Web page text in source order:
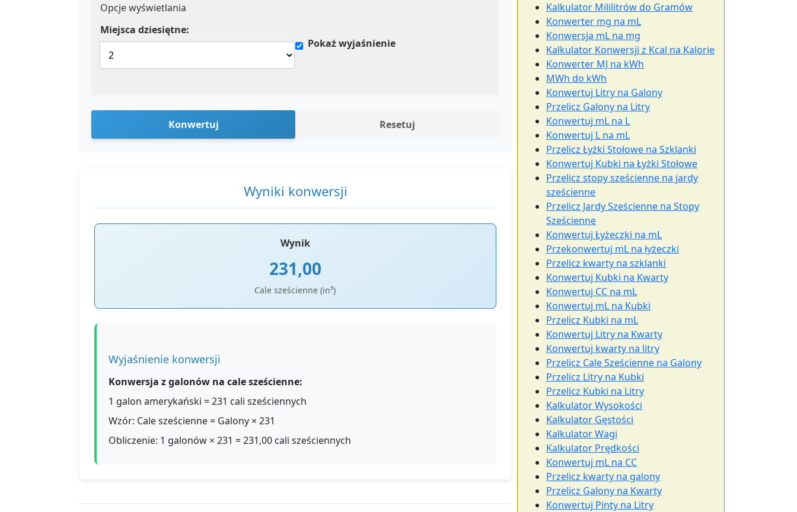
Opcje wyświetlania
Miejsca dziesiętne:
Pokaż wyjaśnienie
Konwertuj Resetuj
Wyniki konwersji
Wynik
231,00
Cale sześcienne (in³)
Wyjaśnienie konwersji
Konwersja z galonów na cale sześcienne:
1 galon amerykański = 231 cali sześciennych
Wzór: Cale sześcienne = Galony × 231
Obliczenie: 1 galonów × 231 = 231,00 cali sześciennych
Kalkulator Mililitrów do Gramów
Konwerter mg na mL
Konwersja mL na mg
Kalkulator Konwersji z Kcal na Kalorie
Konwerter MJ na kWh
MWh do kWh
Konwertuj Litry na Galony
Przelicz Galony na Litry
Konwertuj mL na L
Konwertuj L na mL
Przelicz Łyżki Stołowe na Szklanki
Konwertuj Kubki na Łyżki Stołowe
Przelicz stopy sześcienne na jardy
sześcienne
Przelicz Jardy Sześcienne na Stopy
Sześcienne
Konwertuj Łyżeczki na mL
Przekonwertuj mL na łyżeczki
Przelicz kwarty na szklanki
Konwertuj Kubki na Kwarty
Konwertuj CC na mL
Konwertuj mL na Kubki
Przelicz Kubki na mL
Konwertuj Litry na Kwarty
Konwertuj kwarty na litry
Przelicz Cale Sześcienne na Galony
Przelicz Litry na Kubki
Przelicz Kubki na Litry
Kalkulator Wysokości
Kalkulator Gęstości
Kalkulator Wagi
Kalkulator Prędkości
Konwertuj mL na CC
Przelicz kwarty na galony
Przelicz Galony na Kwarty
Konwertuj Pinty na Litry